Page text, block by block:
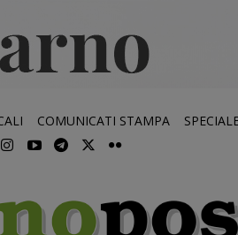
COMUNICATI STAMPA